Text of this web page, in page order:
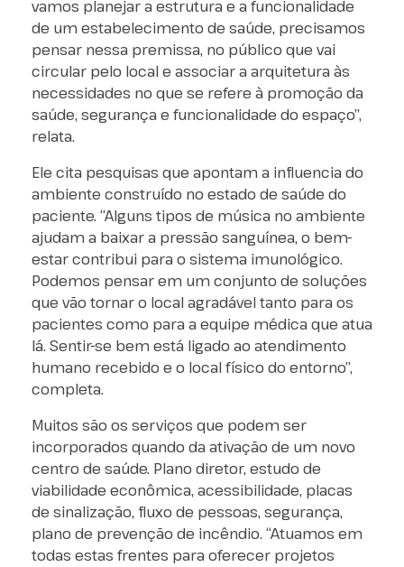
vamos planejar a estrutura e a funcionalidade
de um estabelecimento de saúde, precisamos
pensar nessa premissa, no público que vai
circular pelo local e associar a arquitetura às
necessidades no que se refere à promoção da
saúde, segurança e funcionalidade do espaço”,
relata.
Ele cita pesquisas que apontam a influencia do
ambiente construído no estado de saúde do
paciente. “Alguns tipos de música no ambiente
ajudam a baixar a pressão sanguínea, o bem-
estar contribui para o sistema imunológico.
Podemos pensar em um conjunto de soluções
que vão tornar o local agradável tanto para os
pacientes como para a equipe médica que atua
lá. Sentir-se bem está ligado ao atendimento
humano recebido e o local físico do entorno”,
completa.
Muitos são os serviços que podem ser
incorporados quando da ativação de um novo
centro de saúde. Plano diretor, estudo de
viabilidade econômica, acessibilidade, placas
de sinalização, fluxo de pessoas, segurança,
plano de prevenção de incêndio. “Atuamos em
todas estas frentes para oferecer projetos